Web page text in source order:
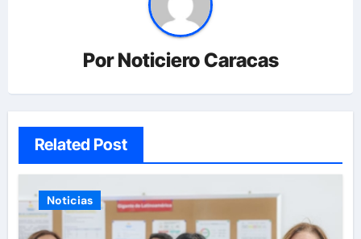
PorNoticiero Caracas
Related Post
Noticias